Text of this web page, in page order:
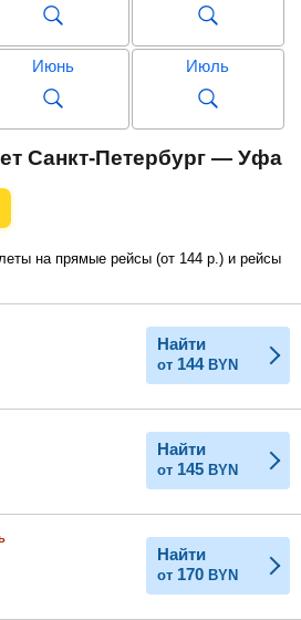
Июнь Июль
Сентябрь Октябрь
Санкт-Петербург — Уфа
на прямые рейсы (от 144 р. ) и рейсы
Найти
от 144 BYN
Найти
от 145 BYN
Найти
от 170 BYN